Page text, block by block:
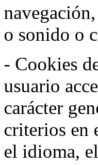
o sonido o
- Cookies
usuario
carácter
criterios en
el idioma,